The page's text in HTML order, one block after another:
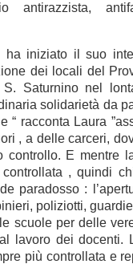
antirazzista,
ha iniziato il suo
dei locali del
Saturnino nel
solidarietà da
“ racconta Laura
, a delle carceri,
controllo. E mentre
, quindi
paradosso :
poliziotti,
scuole per delle
lavoro dei docenti.
più controllata e